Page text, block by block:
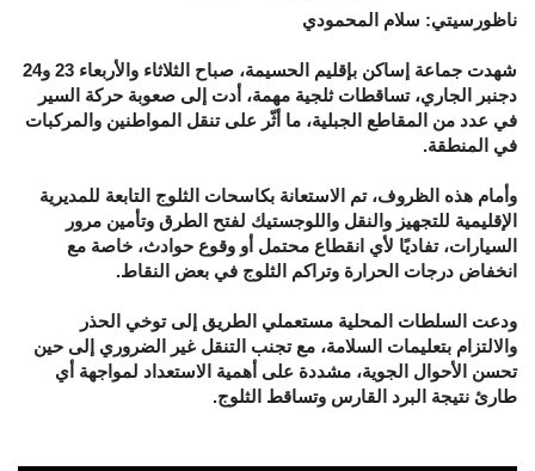
ناظورسيتي: سلام المحمودي
شهدت جماعة إساكن بإقليم الحسيمة، صباح الثلاثاء والأربعاء 23 و24
دجنبر الجاري، تساقطات ثلجية مهمة، أدت إلى صعوبة حركة السير
في عدد من المقاطع الجبلية، ما أثّر على تنقل المواطنين والمركبات
في المنطقة.
وأمام هذه الظروف، تم الاستعانة بكاسحات الثلوج التابعة للمديرية
الإقليمية للتجهيز والنقل واللوجستيك لفتح الطرق وتأمين مرور
السيارات، تفاديًا لأي انقطاع محتمل أو وقوع حوادث، خاصة مع
انخفاض درجات الحرارة وتراكم الثلوج في بعض النقاط.
ودعت السلطات المحلية مستعملي الطريق إلى توخي الحذر
والالتزام بتعليمات السلامة، مع تجنب التنقل غير الضروري إلى حين
تحسن الأحوال الجوية، مشددة على أهمية الاستعداد لمواجهة أي
طارئ نتيجة البرد القارس وتساقط الثلوج.